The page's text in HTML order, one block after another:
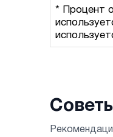
* Процент